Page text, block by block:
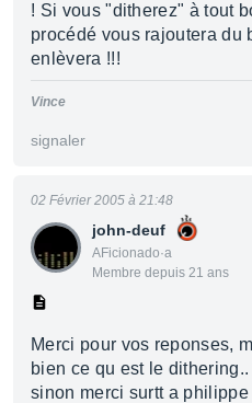
! Si vous "ditherez" à tout
procédé vous rajoutera du
enlèvera !!!
Vince
signaler
john-deuf
AFicionado·a
Membre depuis 21 ans
02 Février 2005 à 21:48
Merci pour vos reponses,
bien ce qu est le dithering..
sinon merci surtt a